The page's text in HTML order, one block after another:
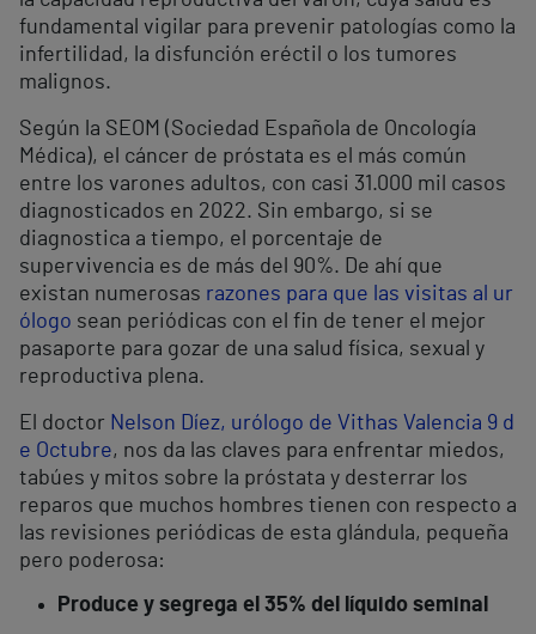
fundamental vigilar para prevenir patologías como la
infertilidad, la disfunción eréctil o los tumores
malignos.
Según la SEOM (Sociedad Española de Oncología
Médica), el cáncer de próstata es el más común
entre los varones adultos, con casi 31.000 mil casos
diagnosticados en 2022. Sin embargo, si se
diagnostica a tiempo, el porcentaje de
supervivencia es de más del 90%. De ahí que
existan numerosas razones para que las visitas al ur
ólogo sean periódicas con el fin de tener el mejor
pasaporte para gozar de una salud física, sexual y
reproductiva plena.
El doctor Nelson Díez, urólogo de Vithas Valencia 9 d
e Octubre, nos da las claves para enfrentar miedos,
tabúes y mitos sobre la próstata y desterrar los
reparos que muchos hombres tienen con respecto a
las revisiones periódicas de esta glándula, pequeña
pero poderosa:
Produce y segrega el 35% del líquido seminal